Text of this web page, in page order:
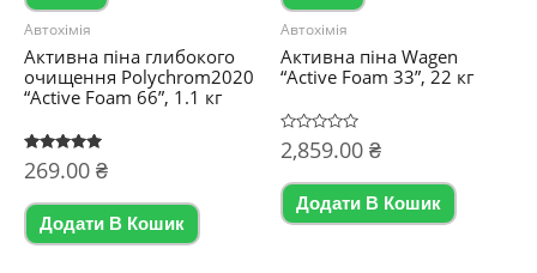
Автохімія
Активна піна глибокого
очищення Polychrom2020
“Active Foam 66”, 1.1 кг
Оцінено в
5.00
269.00 ₴
Додати В Кошик
Автохімія
Активна піна Wagen
“Active Foam 33”, 22 кг
Оцінено
в
з
2,859.00 ₴
Додати В Кошик